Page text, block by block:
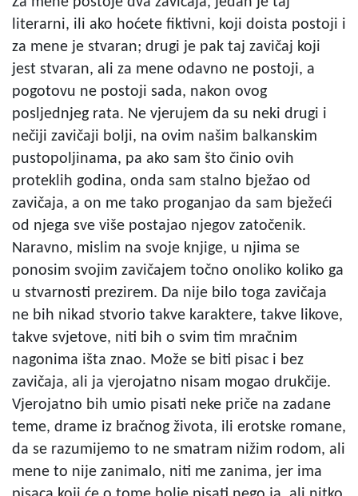
literarni, ili ako hoćete fiktivni, koji doista postoji i
za mene je stvaran; drugi je pak taj zavičaj koji
jest stvaran, ali za mene odavno ne postoji, a
pogotovu ne postoji sada, nakon ovog
posljednjeg rata. Ne vjerujem da su neki drugi i
nečiji zavičaji bolji, na ovim našim balkanskim
pustopoljinama, pa ako sam što činio ovih
proteklih godina, onda sam stalno bježao od
zavičaja, a on me tako proganjao da sam bježeći
od njega sve više postajao njegov zatočenik.
Naravno, mislim na svoje knjige, u njima se
ponosim svojim zavičajem točno onoliko koliko ga
u stvarnosti prezirem. Da nije bilo toga zavičaja
ne bih nikad stvorio takve karaktere, takve likove,
takve svjetove, niti bih o svim tim mračnim
nagonima išta znao. Može se biti pisac i bez
zavičaja, ali ja vjerojatno nisam mogao drukčije.
Vjerojatno bih umio pisati neke priče na zadane
teme, drame iz bračnog života, ili erotske romane,
da se razumijemo to ne smatram nižim rodom, ali
mene to nije zanimalo, niti me zanima, jer ima